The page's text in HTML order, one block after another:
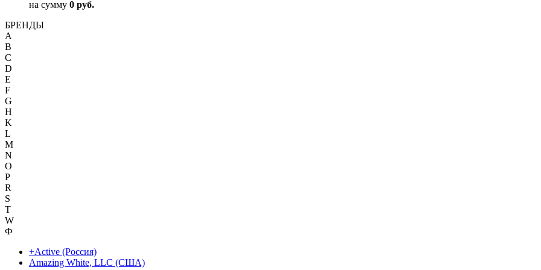
на сумму 0 руб.
БРЕНДЫ
A
B
C
D
E
F
G
H
K
L
M
N
O
P
R
S
T
W
Ф
+Active (Россия)
Amazing White, LLC (США)